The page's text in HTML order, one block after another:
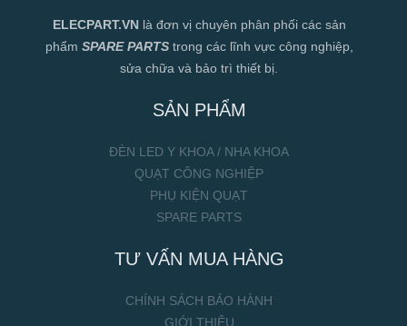
ELECPART.VN là đơn vị chuyên phân phối các sản
phẩm SPARE PARTStrong các lĩnh vực công nghiệp,
sửa chữa và bảo trì thiết bị.
SẢN PHẨM
ĐÈN LED Y KHOA / NHA KHOA
QUẠT CÔNG NGHIỆP
PHỤ KIỆN QUẠT
SPARE PARTS
TƯ VẤN MUA HÀNG
CHÍNH SÁCH BẢO HÀNH
GIỚI THIỆU